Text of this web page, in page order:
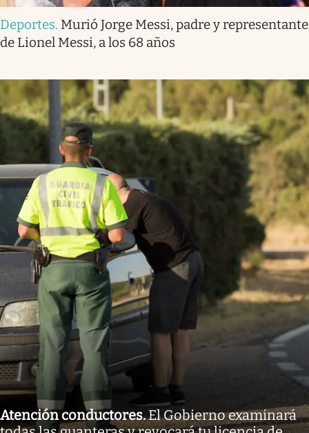
Deportes. Murió Jorge Messi, padre y representante
de Lionel Messi, a los 68 años
Atención conductores.El Gobierno examinará